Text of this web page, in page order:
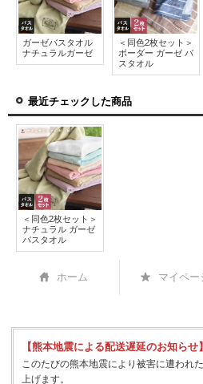
ガーゼバスタオル
ナチュラルガーゼ
＜同色2枚セット＞
ボーダー ガーゼ バ
スタオル
最近チェックした商品
＜同色2枚セット＞
ナチュラル ガーゼ
バスタオル
ホーム マイペー
【熊本地震による配送遅延のお知らせ】
このたびの熊本地震により被害に遭われ
上げます。